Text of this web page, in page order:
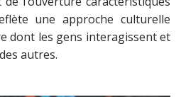
une approche culturelle
dont les gens interagissent et
autres.